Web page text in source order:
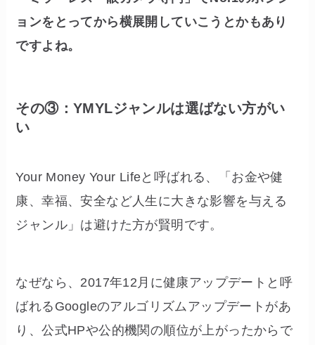
ョンをとってから横展開していこうとかもあり
ですよね。
その③：YMYLジャンルは選ばない方がい
い
Your Money Your Lifeと呼ばれる、「お金や健
康、幸福、安全など人生に大きな影響を与える
ジャンル」は避けた方が賢明です。
なぜなら、2017年12月に健康アップデートと呼
ばれるGoogleのアルゴリズムアップデートがあ
り、公式HPや公的機関の順位が上がったからで